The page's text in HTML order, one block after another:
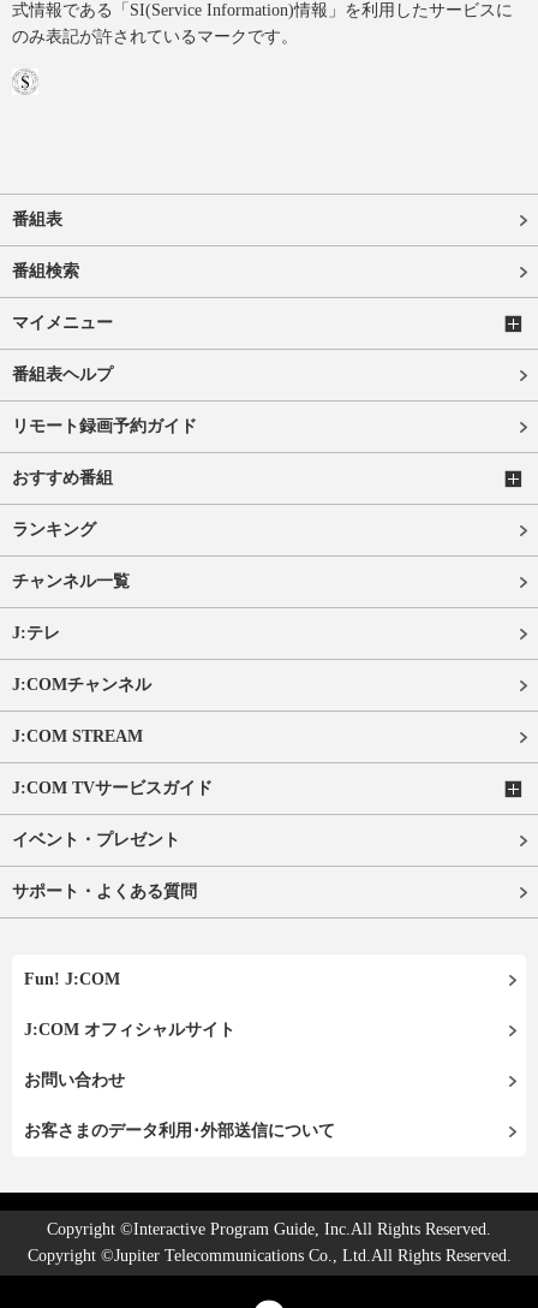
式情報である「SI(Service Information)情報」を利用したサービスに
のみ表記が許されているマークです。
番組表
番組検索
マイメニュー
番組表ヘルプ
リモート録画予約ガイド
おすすめ番組
ランキング
チャンネル一覧
J:テレ
J:COMチャンネル
J:COM STREAM
J:COM TVサービスガイド
イベント・プレゼント
サポート・よくある質問
Fun! J:COM
J:COM オフィシャルサイト
お問い合わせ
お客さまのデータ利用･外部送信について
Copyright ©Interactive Program Guide, Inc.All Rights Reserved.
Copyright ©Jupiter Telecommunications Co., Ltd.All Rights Reserved.